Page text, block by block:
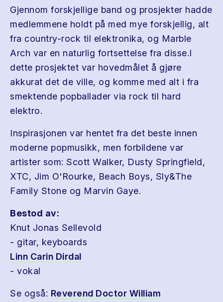
Gjennom forskjellige band og prosjekter hadde
medlemmene holdt på med mye forskjellig, alt
fra country-rock til elektronika, og Marble
Arch var en naturlig fortsettelse fra disse.I
dette prosjektet var hovedmålet å gjøre
akkurat det de ville, og komme med alt i fra
smektende popballader via rock til hard
elektro.
Inspirasjonen var hentet fra det beste innen
moderne popmusikk, men forbildene var
artister som: Scott Walker, Dusty Springfield,
XTC, Jim O'Rourke, Beach Boys, Sly&The
Family Stone og Marvin Gaye.
Bestod av:
Knut Jonas Sellevold
- gitar, keyboards
Linn Carin Dirdal
- vokal
Se også: Reverend Doctor William